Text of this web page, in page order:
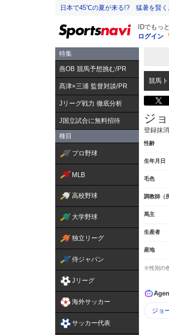
日本で45℃の夏が来る!? 猛暑を賢く
IDでもっ
ログイン
特集
燕OB 競馬予想挑む/PR
髙津×三浦 監督対談/PR
Jリーグ戦力 徹底分析
J国立試合に無料招待
種目
プロ野球
MLB
高校野球
大学野球
独立リーグ
侍ジャパン
Jリーグ
海外サッカー
サッカー代表
競馬
ジ
登録抹消
性齢
生年月日
毛色
調教師（
馬主
生産者
産地
※性別の
ジョ